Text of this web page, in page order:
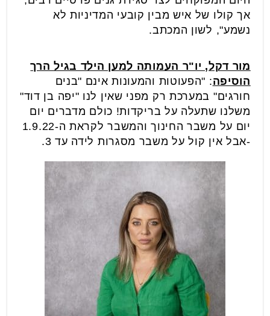
אך קולו של איש מבין קובעי המדיניות לא
נשמע", לשון המכתב.
מור דקל, יו"ר העמותה למען הילד בגיל הרך
הוסיפה: "הפעוטות והמעונות אינם "בנים
חורגים" במערכת רק מפני שאין לנו "יפה בן דוד"
משלנו שתעלה על בריקדות! כולם מדברים יום
יום על משבר החינוך והמשבר לקראת ה-1.9.22
-אבל אין קול על משבר מסגרות לידה עד 3.